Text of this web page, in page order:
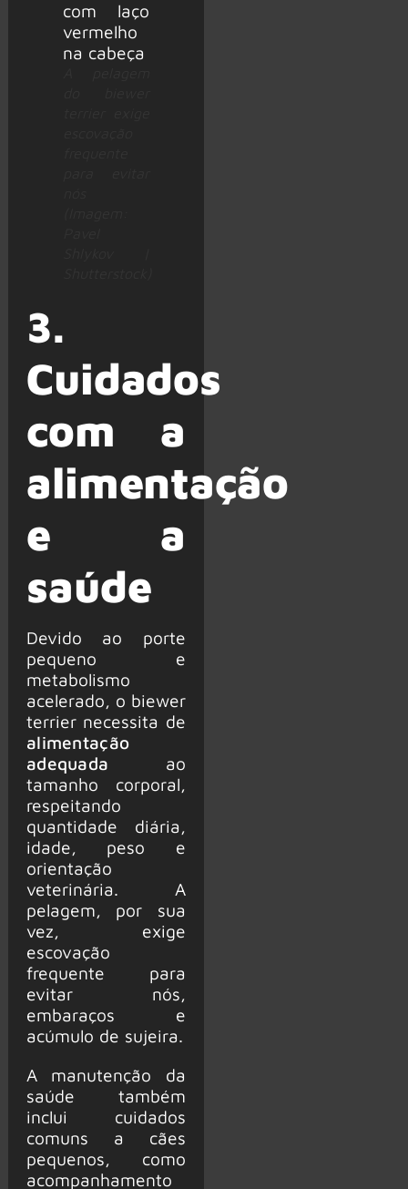
3.
Cuidados
com a
alimentação
e a
saúde
Devido ao porte
pequeno e
metabolismo
acelerado, o biewer
terrier necessita de
alimentação
adequada ao
tamanho corporal,
respeitando
quantidade diária,
idade, peso e
orientação
veterinária. A
pelagem, por sua
vez, exige
escovação
frequente para
evitar nós,
embaraços e
acúmulo de sujeira.
A manutenção da
saúde também
inclui cuidados
comuns a cães
pequenos, como
acompanhamento